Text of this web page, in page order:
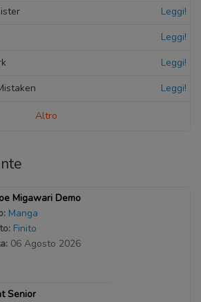
Leggi!
Leggi!
Leggi!
Leggi!
Altro
Migawari Demo
Manga
Finito
06 Agosto 2026
Senior